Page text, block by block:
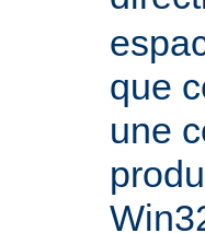
que
une